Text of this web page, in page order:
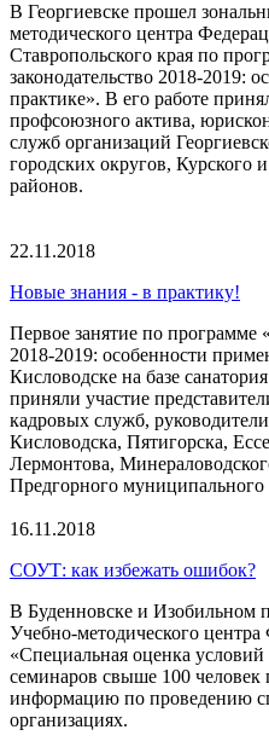
В Георгиевске прошел
методического центра
Ставропольского края по
законодательство 2018-2019:
практике». В его работе
профсоюзного актива,
служб организаций
городских округов, Курского
районов.
22.11.2018
Новые знания - в практику!
Первое занятие по программе
2018-2019: особенности
Кисловодске на базе
приняли участие
кадровых служб,
Кисловодска, Пятигорска,
Лермонтова,
Предгорного муниципального
16.11.2018
СОУТ: как избежать ошибок?
В Буденновске и Изобильном
Учебно-методического
«Специальная оценка
семинаров свыше 100 человек
информацию по проведению
организациях.